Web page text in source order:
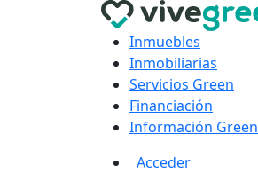
Inmuebles
Inmobiliarias
Servicios Green
Financiación
Información Green
Acceder